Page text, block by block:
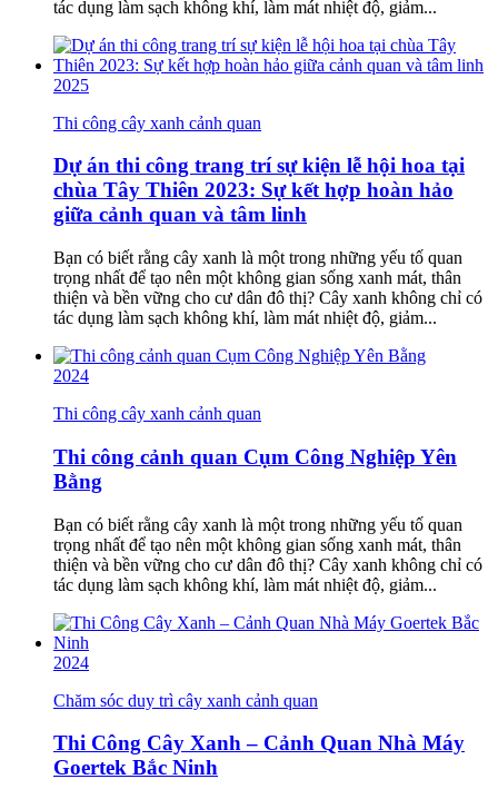
tác dụng làm sạch không khí, làm mát nhiệt độ, giảm...
2025
Thi công cây xanh cảnh quan
Dự án thi công trang trí sự kiện lễ hội hoa tại
chùa Tây Thiên 2023: Sự kết hợp hoàn hảo
giữa cảnh quan và tâm linh
Bạn có biết rằng cây xanh là một trong những yếu tố quan
trọng nhất để tạo nên một không gian sống xanh mát, thân
thiện và bền vững cho cư dân đô thị? Cây xanh không chỉ có
tác dụng làm sạch không khí, làm mát nhiệt độ, giảm...
2024
Thi công cây xanh cảnh quan
Thi công cảnh quan Cụm Công Nghiệp Yên
Bằng
Bạn có biết rằng cây xanh là một trong những yếu tố quan
trọng nhất để tạo nên một không gian sống xanh mát, thân
thiện và bền vững cho cư dân đô thị? Cây xanh không chỉ có
tác dụng làm sạch không khí, làm mát nhiệt độ, giảm...
2024
Chăm sóc duy trì cây xanh cảnh quan
Thi Công Cây Xanh – Cảnh Quan Nhà Máy
Goertek Bắc Ninh